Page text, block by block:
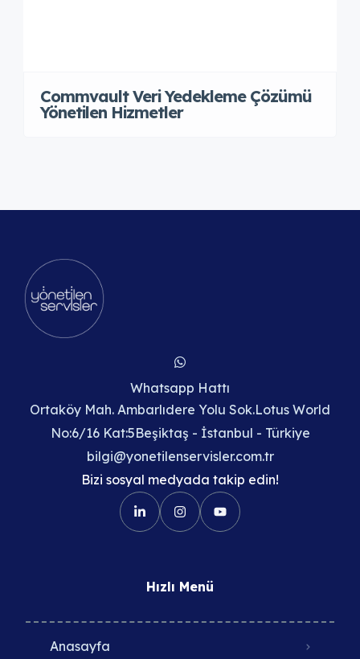
Commvault Veri Yedekleme Çözümü
Yönetilen Hizmetler
Whatsapp Hattı
Ortaköy Mah. Ambarlıdere Yolu Sok.Lotus World
No:6/16 Kat:5Beşiktaş - İstanbul - Türkiye
bilgi@yonetilenservisler.com.tr
Bizi sosyal medyada takip edin!
Hızlı Menü
Anasayfa